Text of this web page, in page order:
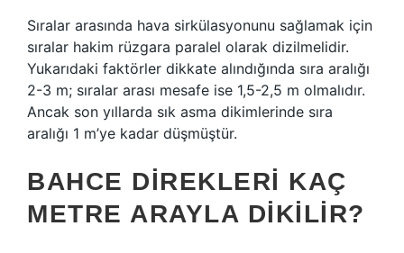
Sıralar arasında hava sirkülasyonunu sağlamak için
sıralar hakim rüzgara paralel olarak dizilmelidir.
Yukarıdaki faktörler dikkate alındığında sıra aralığı
2-3 m; sıralar arası mesafe ise 1,5-2,5 m olmalıdır.
Ancak son yıllarda sık asma dikimlerinde sıra
aralığı 1 m’ye kadar düşmüştür.
BAHCE DIREKLERI KAÇ
METRE ARAYLA DIKILIR?